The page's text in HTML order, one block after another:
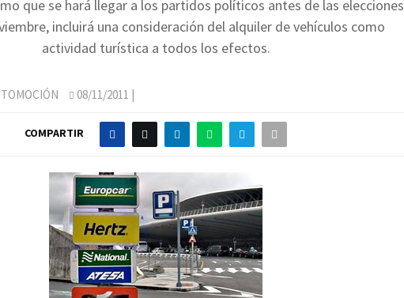
que se hará llegar a los partidos políticos antes de las elecciones
incluirá una consideración del alquiler de vehículos como
actividad turística a todos los efectos.
08/11/2011 |
COMPARTIR